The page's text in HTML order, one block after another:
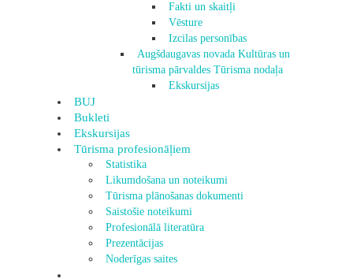
Fakti un skaitļi
Vēsture
Izcilas personības
Augšdaugavas novada Kultūras un
tūrisma pārvaldes Tūrisma nodaļa
Ekskursijas
BUJ
Bukleti
Ekskursijas
Tūrisma profesionāļiem
Statistika
Likumdošana un noteikumi
Tūrisma plānošanas dokumenti
Saistošie noteikumi
Profesionālā literatūra
Prezentācijas
Noderīgas saites